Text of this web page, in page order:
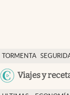
TORMENTA
Viajes y
Economía y finanzas
Política